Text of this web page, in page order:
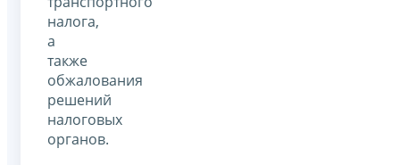
налога,
а
также
обжалования
решений
налоговых
органов.